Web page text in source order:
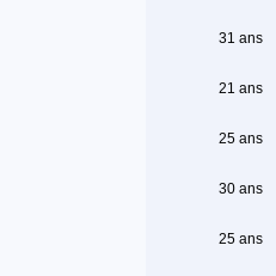
31 ans
21 ans
25 ans
30 ans
25 ans